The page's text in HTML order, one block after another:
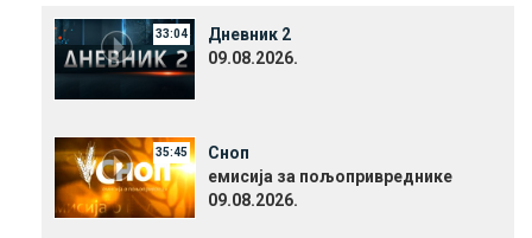
33:04
Дневник 2
09.08.2026.
35:45
Сноп
емисија за пољопривреднике
09.08.2026.